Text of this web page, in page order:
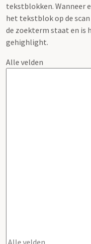
tekstblokken. Wanneer
het tekstblok op de
de zoekterm staat en is
gehighlight.
Alle velden